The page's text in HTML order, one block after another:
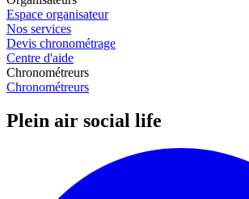
Espace organisateur
Nos services
Devis chronométrage
Centre d'aide
Chronométreurs
Chronométreurs
Plein air social life